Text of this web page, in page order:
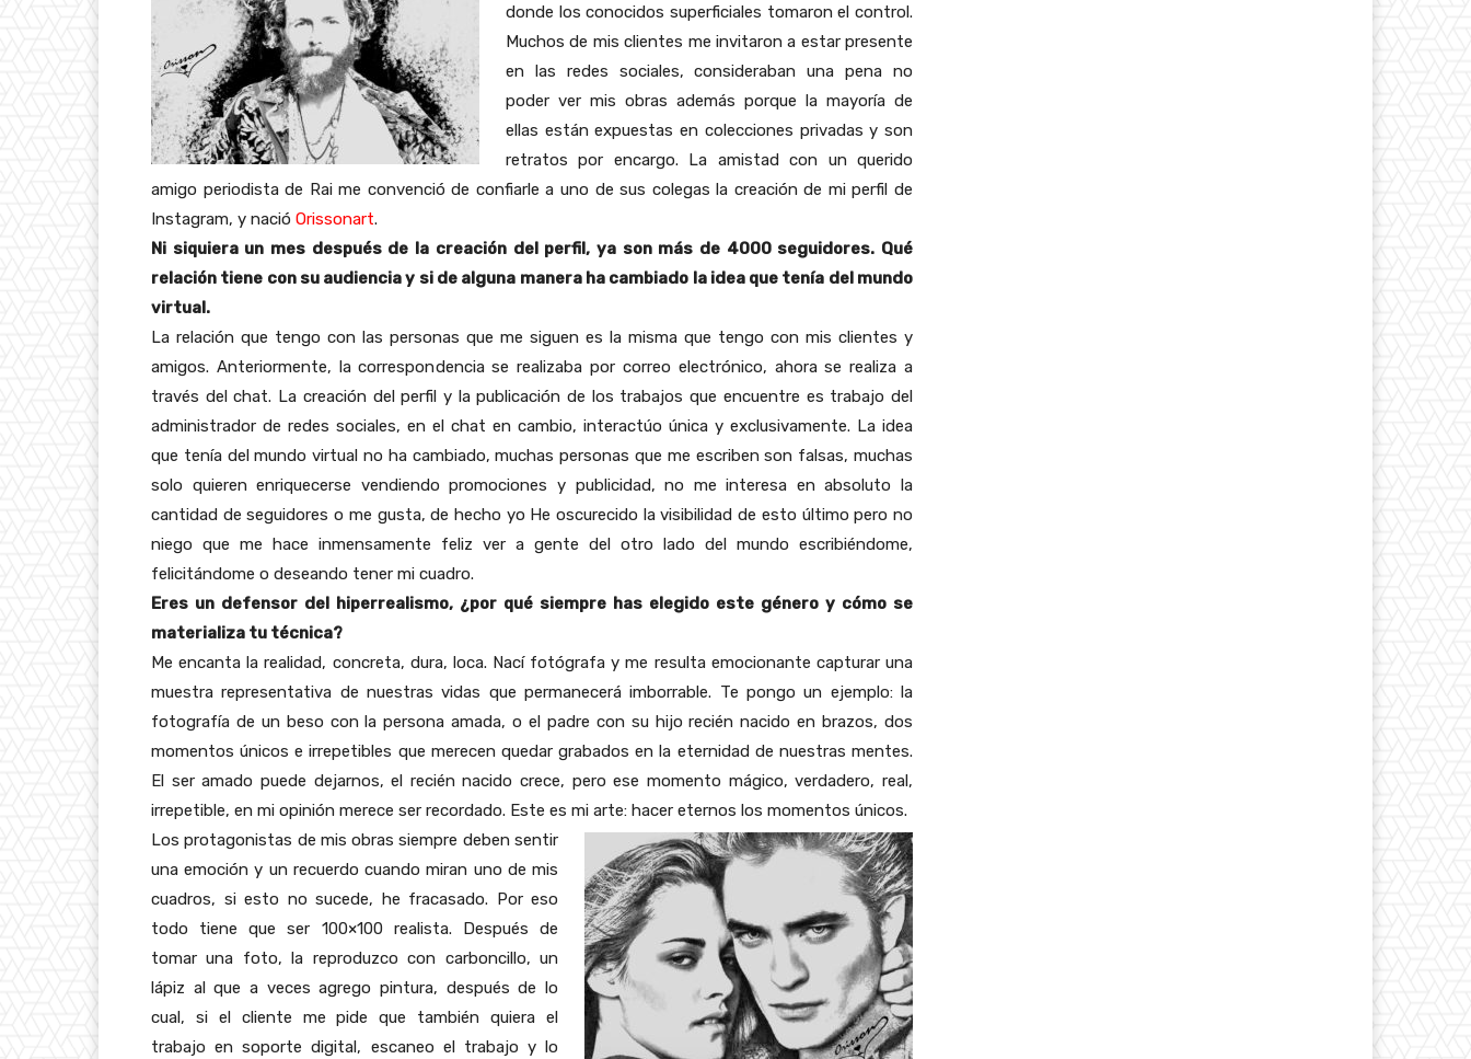
donde los conocidos superficiales tomaron el control.
Muchos de mis clientes me invitaron a estar presente
en las redes sociales, consideraban una pena no
poder ver mis obras además porque la mayoría de
ellas están expuestas en colecciones privadas y son
retratos por encargo. La amistad con un querido
amigo periodista de Rai me convenció de confiarle a uno de sus colegas la creación de mi perfil de
Instagram, y nació Orissonart.
Ni siquiera un mes después de la creación del perfil, ya son más de 4000 seguidores. Qué
relación tiene con su audiencia y si de alguna manera ha cambiado la idea que tenía del mundo
virtual.
La relación que tengo con las personas que me siguen es la misma que tengo con mis clientes y
amigos. Anteriormente, la correspondencia se realizaba por correo electrónico, ahora se realiza a
través del chat. La creación del perfil y la publicación de los trabajos que encuentre es trabajo del
administrador de redes sociales, en el chat en cambio, interactúo única y exclusivamente. La idea
que tenía del mundo virtual no ha cambiado, muchas personas que me escriben son falsas, muchas
solo quieren enriquecerse vendiendo promociones y publicidad, no me interesa en absoluto la
cantidad de seguidores o me gusta, de hecho yo He oscurecido la visibilidad de esto último pero no
niego que me hace inmensamente feliz ver a gente del otro lado del mundo escribiéndome,
felicitándome o deseando tener mi cuadro.
Eres un defensor del hiperrealismo, ¿por qué siempre has elegido este género y cómo se
materializa tu técnica?
Me encanta la realidad, concreta, dura, loca. Nací fotógrafa y me resulta emocionante capturar una
muestra representativa de nuestras vidas que permanecerá imborrable. Te pongo un ejemplo: la
fotografía de un beso con la persona amada, o el padre con su hijo recién nacido en brazos, dos
momentos únicos e irrepetibles que merecen quedar grabados en la eternidad de nuestras mentes.
El ser amado puede dejarnos, el recién nacido crece, pero ese momento mágico, verdadero, real,
irrepetible, en mi opinión merece ser recordado. Este es mi arte: hacer eternos los momentos únicos.
Los protagonistas de mis obras siempre deben sentir
una emoción y un recuerdo cuando miran uno de mis
cuadros, si esto no sucede, he fracasado. Por eso
todo tiene que ser 100×100 realista. Después de
tomar una foto, la reproduzco con carboncillo, un
lápiz al que a veces agrego pintura, después de lo
cual, si el cliente me pide que también quiera el
trabajo en soporte digital, escaneo el trabajo y lo